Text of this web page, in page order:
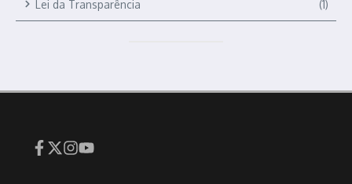
Lei da Transparência (1)